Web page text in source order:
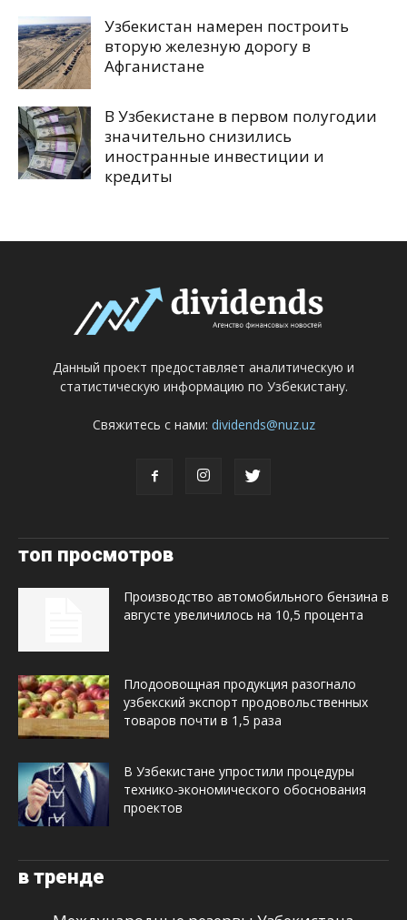
Узбекистан намерен построить
вторую железную дорогу в
Афганистане
В Узбекистане в первом полугодии
значительно снизились
иностранные инвестиции и
кредиты
Данный проект предоставляет аналитическую и
статистическую информацию по Узбекистану.
Свяжитесь с нами: dividends@nuz.uz
топ просмотров
Производство автомобильного бензина в
августе увеличилось на 10,5 процента
Плодоовощная продукция разогнало
узбекский экспорт продовольственных
товаров почти в 1,5 раза
В Узбекистане упростили процедуры
технико-экономического обоснования
проектов
в тренде